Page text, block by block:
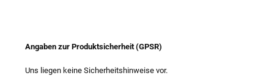
Angaben zur Produktsicherheit (GPSR)
Uns liegen keine Sicherheitshinweise vor.